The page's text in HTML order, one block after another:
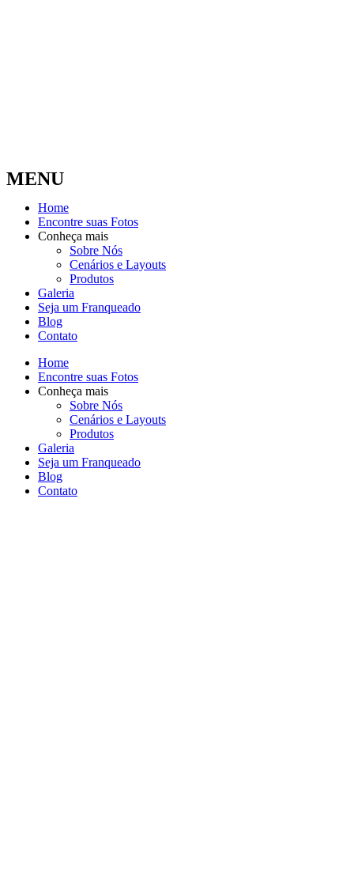
MENU
Home
Encontre suas Fotos
Conheça mais
Sobre Nós
Cenários e Layouts
Produtos
Galeria
Seja um Franqueado
Blog
Contato
Home
Encontre suas Fotos
Conheça mais
Sobre Nós
Cenários e Layouts
Produtos
Galeria
Seja um Franqueado
Blog
Contato